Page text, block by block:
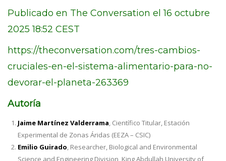
Publicado en The Conversation el 16 octubre
2025 18:52 CEST
https://theconversation.com/tres-cambios-
cruciales-en-el-sistema-alimentario-para-no-
devorar-el-planeta-263369
Autoría
Jaime Martínez Valderrama, Científico Titular, Estación
Experimental de Zonas Áridas (EEZA – CSIC)
Emilio Guirado, Researcher, Biological and Environmental
Science and Engineering Division, King Abdullah University of